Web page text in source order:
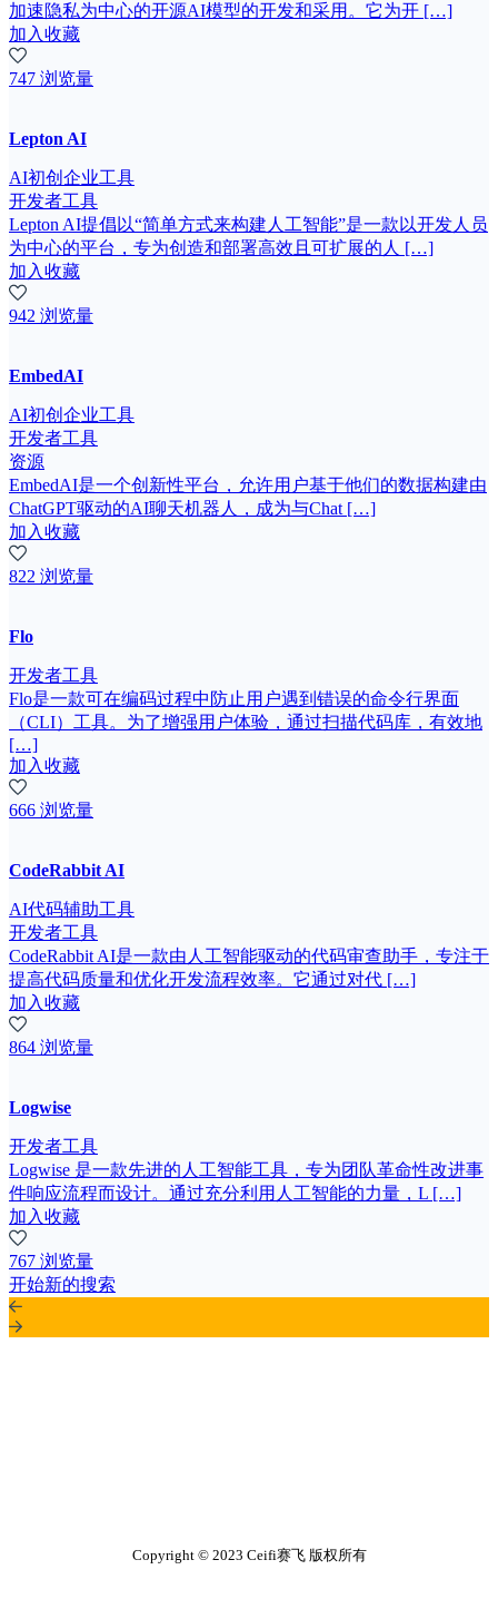
加速隐私为中心的开源AI模型的开发和采用。它为开 […]
加入收藏
747 浏览量
Lepton AI
AI初创企业工具
开发者工具
Lepton AI提倡以“简单方式来构建人工智能”是一款以开发人员
为中心的平台，专为创造和部署高效且可扩展的人 […]
加入收藏
942 浏览量
EmbedAI
AI初创企业工具
开发者工具
资源
EmbedAI是一个创新性平台，允许用户基于他们的数据构建由
ChatGPT驱动的AI聊天机器人，成为与Chat […]
加入收藏
822 浏览量
Flo
开发者工具
Flo是一款可在编码过程中防止用户遇到错误的命令行界面
（CLI）工具。为了增强用户体验，通过扫描代码库，有效地
[…]
加入收藏
666 浏览量
CodeRabbit AI
AI代码辅助工具
开发者工具
CodeRabbit AI是一款由人工智能驱动的代码审查助手，专注于
提高代码质量和优化开发流程效率。它通过对代 […]
加入收藏
864 浏览量
Logwise
开发者工具
Logwise 是一款先进的人工智能工具，专为团队革命性改进事
件响应流程而设计。通过充分利用人工智能的力量，L […]
加入收藏
767 浏览量
开始新的搜索
Copyright © 2023 Ceifi赛飞 版权所有